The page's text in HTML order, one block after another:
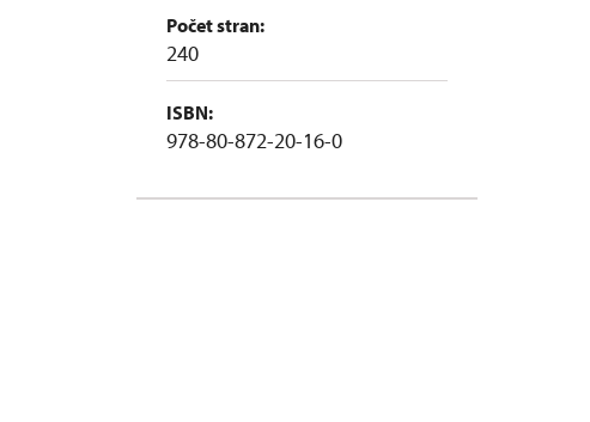
Počet stran:
240
ISBN:
978-80-872-20-16-0